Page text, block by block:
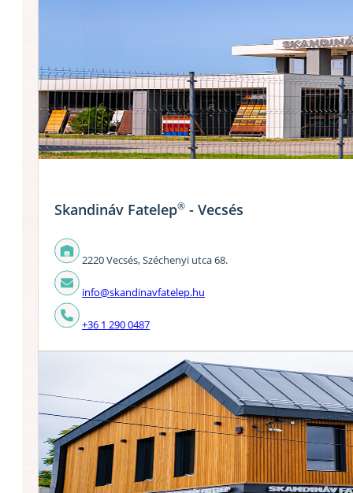
Skandináv Fatelep® - Vecsés
2220 Vecsés, Széchenyi utca 68.
info@skandinavfatelep.hu
+36 1 290 0487